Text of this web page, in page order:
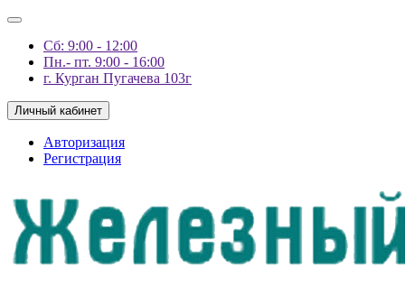
Сб: 9:00 - 12:00
Пн.- пт. 9:00 - 16:00
г. Курган Пугачева 103г
Личный кабинет
Авторизация
Регистрация